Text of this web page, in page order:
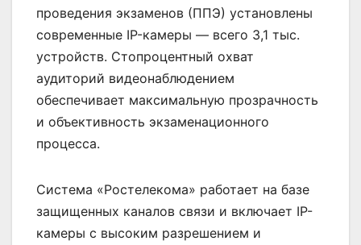
проведения экзаменов (ППЭ) установлены
современные IP-камеры — всего 3,1 тыс.
устройств. Стопроцентный охват
аудиторий видеонаблюдением
обеспечивает максимальную прозрачность
и объективность экзаменационного
процесса.
Система «Ростелекома» работает на базе
защищенных каналов связи и включает IP-
камеры с высоким разрешением и